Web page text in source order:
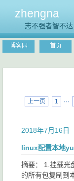
zhengna
志不强者智不达
博客园 首页
上一页 1 ···
2018年7月16日
linux配置本地
摘要： 1.挂载光
的所有包复制到